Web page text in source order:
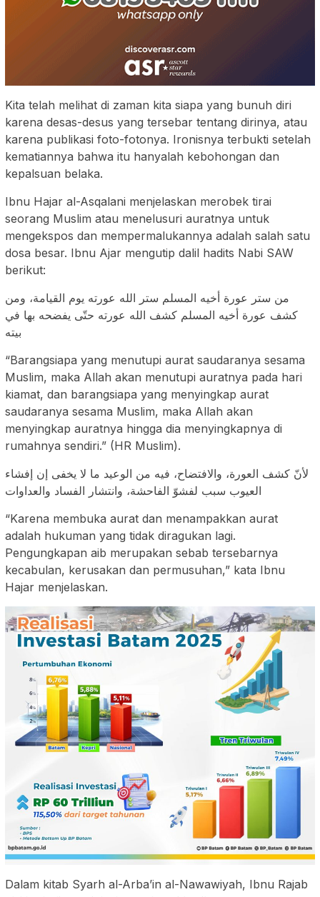
Kita telah melihat di zaman kita siapa yang bunuh diri
karena desas-desus yang tersebar tentang dirinya, atau
karena publikasi foto-fotonya. Ironisnya terbukti setelah
kematiannya bahwa itu hanyalah kebohongan dan
kepalsuan belaka.
Ibnu Hajar al-Asqalani menjelaskan merobek tirai
seorang Muslim atau menelusuri auratnya untuk
mengekspos dan mempermalukannya adalah salah satu
dosa besar. Ibnu Ajar mengutip dalil hadits Nabi SAW
berikut:
من ستر عورة أخيه المسلم ستر الله عورته يوم القيامة، ومن
كشف عورة أخيه المسلم كشف الله عورته حتّى يفضحه بها في
بيته
“Barangsiapa yang menutupi aurat saudaranya sesama
Muslim, maka Allah akan menutupi auratnya pada hari
kiamat, dan barangsiapa yang menyingkap aurat
saudaranya sesama Muslim, maka Allah akan
menyingkap auratnya hingga dia menyingkapnya di
rumahnya sendiri.” (HR Muslim).
لأنّ كشف العورة، والافتضاح، فيه من الوعيد ما لا يخفى إن إفشاء
العيوب سبب لفشوّ الفاحشة، وانتشار الفساد والعداوات
“Karena membuka aurat dan menampakkan aurat
adalah hukuman yang tidak diragukan lagi.
Pengungkapan aib merupakan sebab tersebarnya
kecabulan, kerusakan dan permusuhan,” kata Ibnu
Hajar menjelaskan.
Dalam kitab Syarh al-Arba’in al-Nawawiyah, Ibnu Rajab